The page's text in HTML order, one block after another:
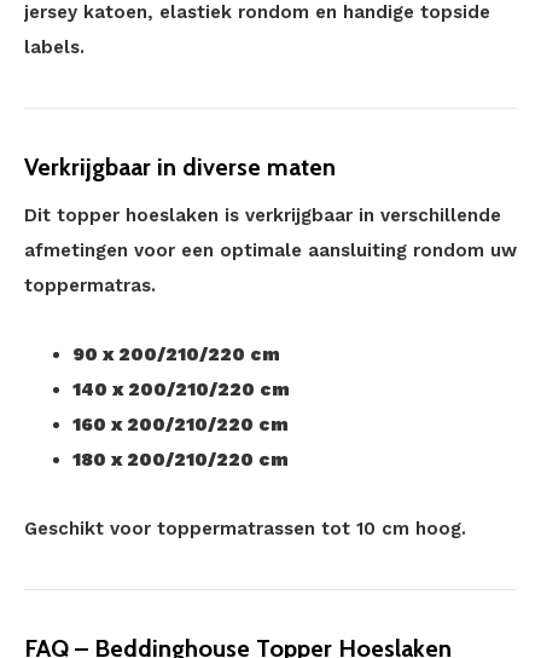
jersey katoen, elastiek rondom en handige topside
labels.
Verkrijgbaar in diverse maten
Dit topper hoeslaken is verkrijgbaar in verschillende
afmetingen voor een optimale aansluiting rondom uw
toppermatras.
90 x 200/210/220 cm
140 x 200/210/220 cm
160 x 200/210/220 cm
180 x 200/210/220 cm
Geschikt voor toppermatrassen tot 10 cm hoog.
FAQ – Beddinghouse Topper Hoeslaken